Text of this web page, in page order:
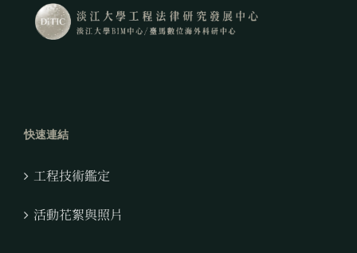
快速連結
工程技術鑑定
活動花絮與照片